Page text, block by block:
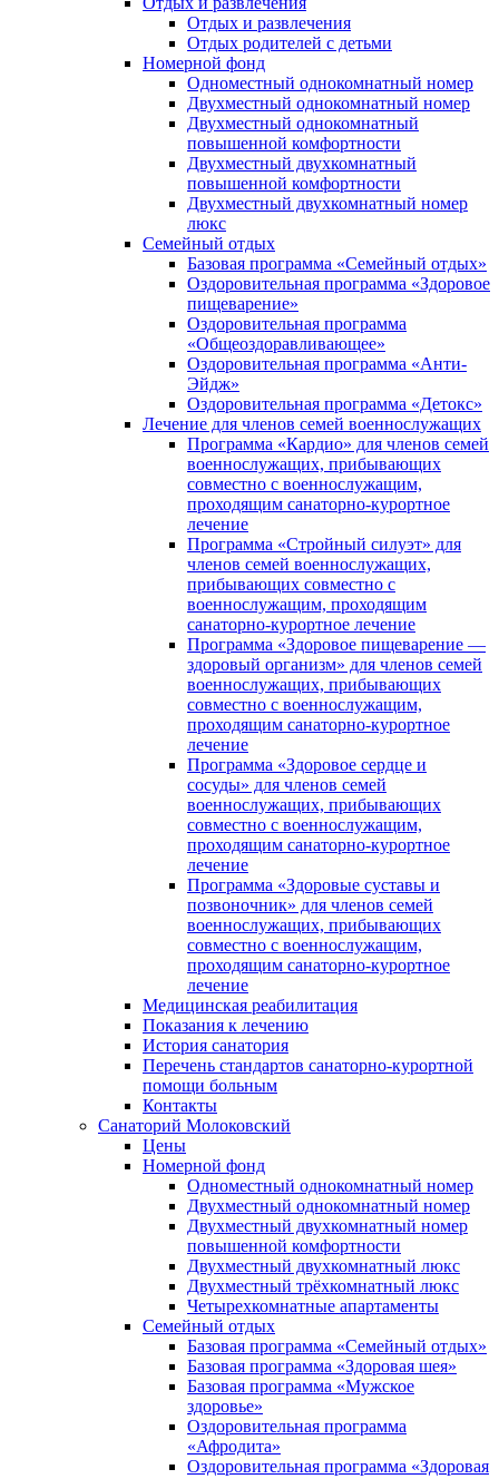
Отдых и развлечения
Отдых родителей с детьми
Номерной фонд
Одноместный однокомнатный номер
Двухместный однокомнатный номер
Двухместный однокомнатный
повышенной комфортности
Двухместный двухкомнатный
повышенной комфортности
Двухместный двухкомнатный номер
люкс
Семейный отдых
Базовая программа «Семейный отдых»
Оздоровительная программа «Здоровое
пищеварение»
Оздоровительная программа
«Общеоздоравливающее»
Оздоровительная программа «Анти-
Эйдж»
Оздоровительная программа «Детокс»
Лечение для членов семей военнослужащих
Программа «Кардио» для членов семей
военнослужащих, прибывающих
совместно с военнослужащим,
проходящим санаторно-курортное
лечение
Программа «Стройный силуэт» для
членов семей военнослужащих,
прибывающих совместно с
военнослужащим, проходящим
санаторно-курортное лечение
Программа «Здоровое пищеварение —
здоровый организм» для членов семей
военнослужащих, прибывающих
совместно с военнослужащим,
проходящим санаторно-курортное
лечение
Программа «Здоровое сердце и
сосуды» для членов семей
военнослужащих, прибывающих
совместно с военнослужащим,
проходящим санаторно-курортное
лечение
Программа «Здоровые суставы и
позвоночник» для членов семей
военнослужащих, прибывающих
совместно с военнослужащим,
проходящим санаторно-курортное
лечение
Медицинская реабилитация
Показания к лечению
История санатория
Перечень стандартов санаторно-курортной
помощи больным
Контакты
Санаторий Молоковский
Цены
Номерной фонд
Одноместный однокомнатный номер
Двухместный однокомнатный номер
Двухместный двухкомнатный номер
повышенной комфортности
Двухместный двухкомнатный люкс
Двухместный трёхкомнатный люкс
Четырехкомнатные апартаменты
Семейный отдых
Базовая программа «Семейный отдых»
Базовая программа «Здоровая шея»
Базовая программа «Мужское
здоровье»
Оздоровительная программа
«Афродита»
Оздоровительная программа «Здоровая